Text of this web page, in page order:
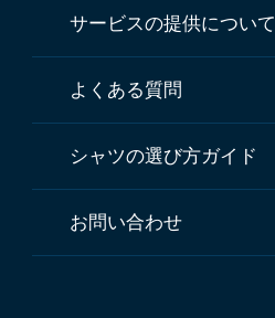
サービスの提供について
よくある質問
シャツの選び方ガイド
お問い合わせ